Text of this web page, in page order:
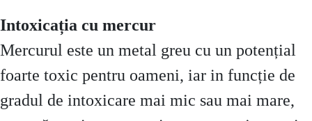
Intoxicația cu mercur
Mercurul este un metal greu cu un potențial
foarte toxic pentru oameni, iar in funcție de
gradul de intoxicare mai mic sau mai mare,